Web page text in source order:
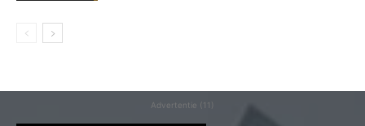
Advertentie (11)